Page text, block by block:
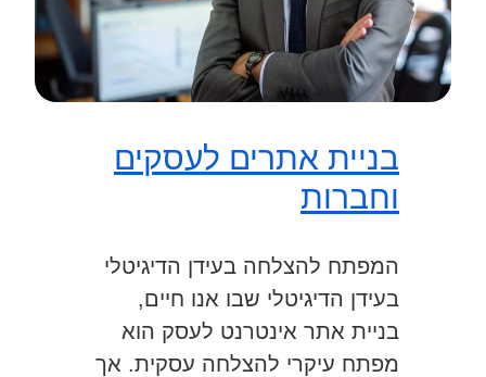
בניית אתרים לעסקים
וחברות
המפתח להצלחה בעידן הדיגיטלי
בעידן הדיגיטלי שבו אנו חיים,
בניית אתר אינטרנט לעסק הוא
מפתח עיקרי להצלחה עסקית. אך